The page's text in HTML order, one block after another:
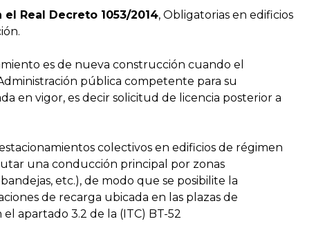
Real Decreto 1053/2014, Obligatorias en edificios
es de nueva construcción cuando el
pública competente para su
en vigor, es decir solicitud de licencia posterior a
colectivos en edificios de régimen
una conducción principal por zonas
etc.), de modo que se posibilite la
de recarga ubicada en las plazas de
apartado 3.2 de la (ITC) BT-52